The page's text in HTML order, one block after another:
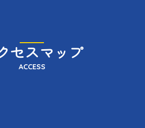
セスマップ
ACCESS